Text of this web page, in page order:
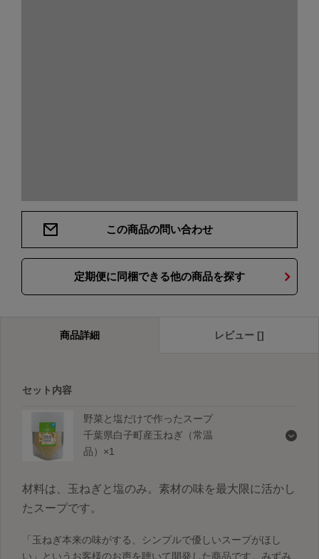
この商品の問い合わせ
定期便に同梱できる他の商品を探す
商品詳細 レビュー []
セット内容
野菜と塩だけで作ったスープ
千葉県白子町産玉ねぎ（常温
品）×1
材料は、玉ねぎと塩のみ。素材の味を最大限に活かし
たスープです。
「玉ねぎ本来の味がする、シンプルで優しいスープがほし
い」というお客様のお声を聴いて開発した商品です。みずみ